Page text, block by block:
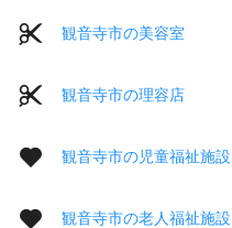
観音寺市の美容室
観音寺市の理容店
観音寺市の児童福祉施設
観音寺市の老人福祉施設